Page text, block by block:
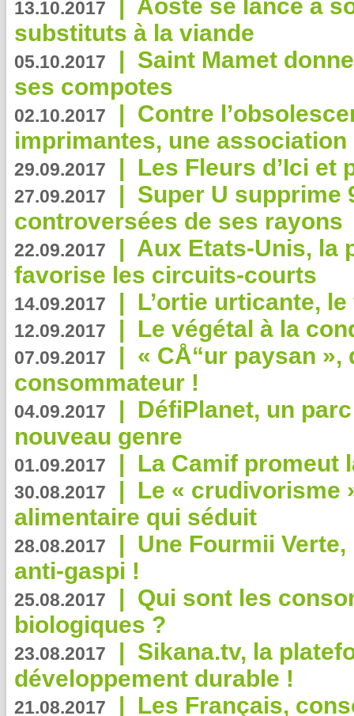
13.10.2017 | Aoste se lance à
substituts à la viande
05.10.2017 | Saint Mamet
ses compotes
02.10.2017 | Contre
imprimantes, une
29.09.2017 | Les Fleurs d’Ici et
27.09.2017 | Super U supprime
controversées de ses rayons
22.09.2017 | Aux Etats-Unis, la
favorise les circuits-courts
14.09.2017 | L’ortie urticante,
12.09.2017 | Le végétal à la
07.09.2017 | « CÅ“ur paysan
consommateur !
04.09.2017 | DéfiPlanet, un
nouveau genre
01.09.2017 | La Camif promeut
30.08.2017 | Le « crudivorisme
alimentaire qui séduit
28.08.2017 | Une Fourmii
anti-gaspi !
25.08.2017 | Qui sont les
biologiques ?
23.08.2017 | Sikana.tv, la
développement durable !
21.08.2017 | Les Français,